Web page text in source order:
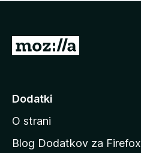
i
e
n
o
P
d
n
a
Dodatki
O strani
Blog Dodatkov za Firefox